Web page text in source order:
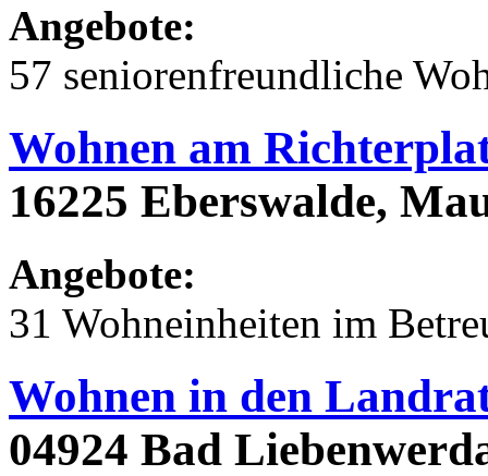
Angebote:
57 seniorenfreundliche
Wohnen am
16225 Eberswalde,
Angebote:
31 Wohneinheiten im
Wohnen in den
04924 Bad